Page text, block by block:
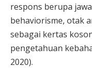
respons berupa
behaviorisme, otak
sebagai kertas
pengetahuan
2020).